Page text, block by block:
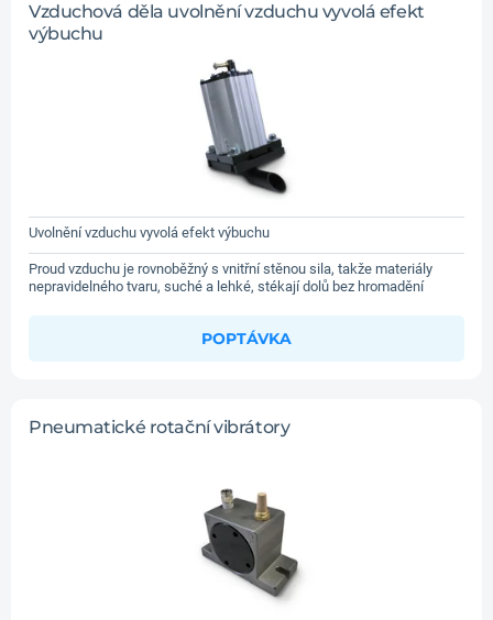
Vzduchová děla uvolnění vzduchu vyvolá efekt
výbuchu
Uvolnění vzduchu vyvolá efekt výbuchu
Proud vzduchu je rovnoběžný s vnitřní stěnou sila, takže materiály
nepravidelného tvaru, suché a lehké, stékají dolů bez hromadění
POPTÁVKA
Pneumatické rotační vibrátory